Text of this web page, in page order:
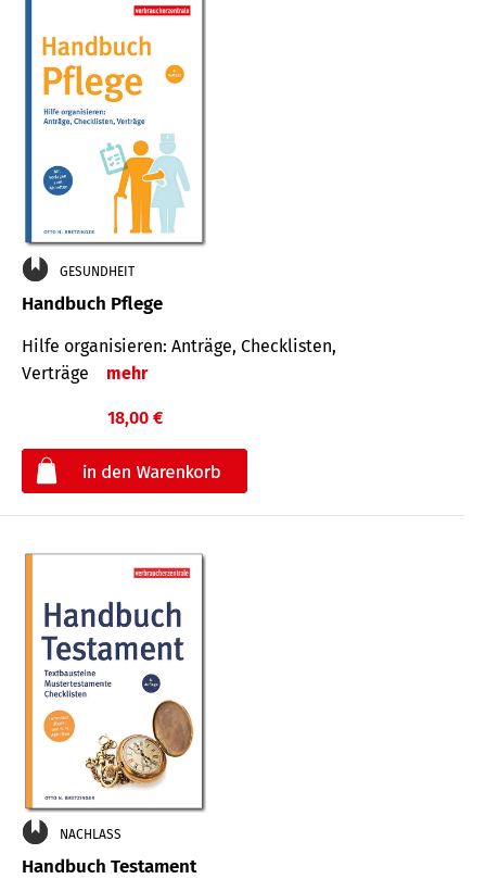
GESUNDHEIT
Handbuch Pflege
Hilfe organisieren: Anträge, Checklisten,
Verträge
mehr
18,00 €
NACHLASS
Handbuch Testament